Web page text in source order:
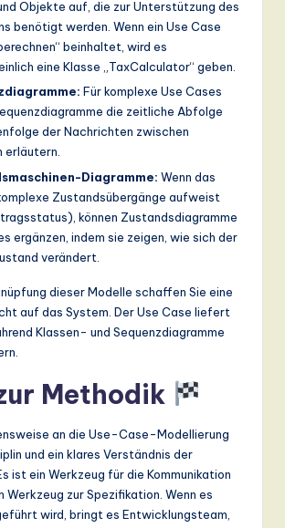
Objekte auf, die zur Unterstützung des
benötigt werden. Wenn ein Use Case
beinhaltet, wird es
eine Klasse „TaxCalculator“ geben.
Für komplexe Use Cases
die zeitliche Abfolge
der Nachrichten zwischen
erläutern.
Diagramme: Wenn das
Zustandsübergänge aufweist
können Zustandsdiagramme
ergänzen, indem sie zeigen, wie sich der
verändert.
dieser Modelle schaffen Sie eine
auf das System. Der Use Case liefert
Klassen- und Sequenzdiagramme
Methodik
an die Use-Case-Modellierung
und ein klares Verständnis der
ist ein Werkzeug für die Kommunikation
Werkzeug zur Spezifikation. Wenn es
wird, bringt es Entwicklungsteam,